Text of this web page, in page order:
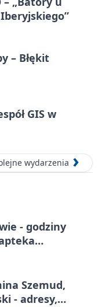
– Błękit
GIS w
wydarzenia
- godziny
Szemud,
- adresy,